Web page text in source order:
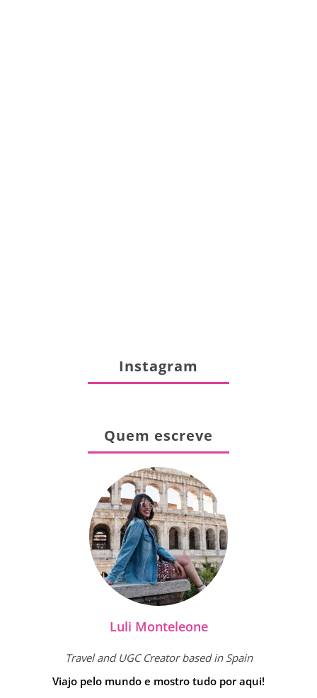
Instagram
Quem escreve
Luli Monteleone
Travel and UGC Creator based in Spain
Viajo pelo mundo e mostro tudo por aqui!